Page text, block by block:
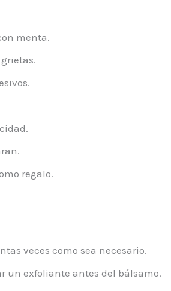
menta.
regalo.
veces como sea necesario.
un exfoliante antes del bálsamo.